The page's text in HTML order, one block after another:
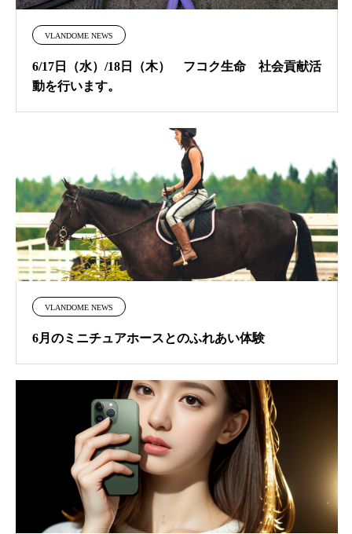
VLANDOME NEWS
6/17日（水）/18日（木） フコク生命 社会貢献活
動を行います。
VLANDOME NEWS
6月のミニチュアホースとのふれあい体験